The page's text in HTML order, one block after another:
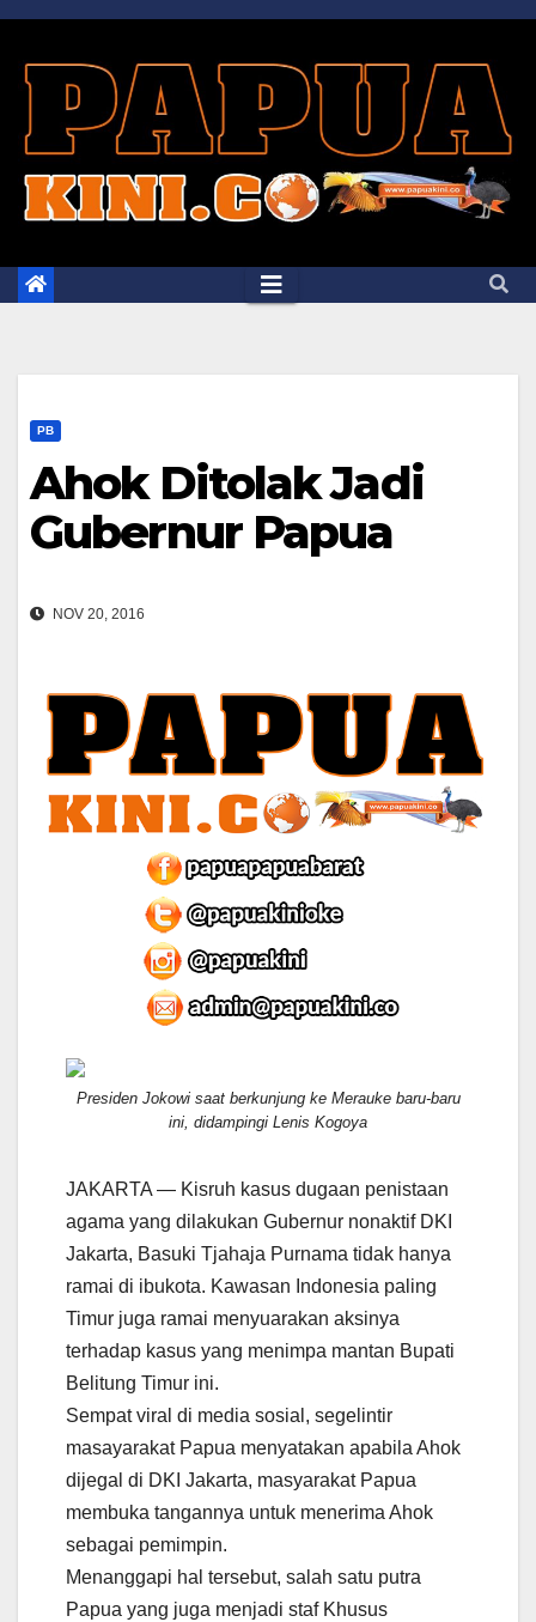
Skip
content
PB
Ahok Ditolak Jadi
Gubernur Papua
NOV 20, 2016
Presiden Jokowi saat berkunjung ke Merauke baru-baru
ini, didampingi Lenis Kogoya
JAKARTA — Kisruh kasus dugaan penistaan
agama yang dilakukan Gubernur nonaktif DKI
Jakarta, Basuki Tjahaja Purnama tidak hanya
ramai di ibukota. Kawasan Indonesia paling
Timur juga ramai menyuarakan aksinya
terhadap kasus yang menimpa mantan Bupati
Belitung Timur ini.
Sempat viral di media sosial, segelintir
masayarakat Papua menyatakan apabila Ahok
dijegal di DKI Jakarta, masyarakat Papua
membuka tangannya untuk menerima Ahok
sebagai pemimpin.
Menanggapi hal tersebut, salah satu putra
Papua yang juga menjadi staf Khusus